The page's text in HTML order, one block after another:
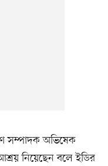
সম্পাদক অভিষেক
নিয়েছেন বলে ইডির